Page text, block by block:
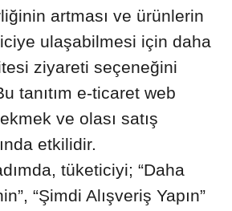
artması ve ürünlerin
ulaşabilmesi için daha
ziyareti seçeneğini
tanıtım e-ticaret web
ve olası satış
etkilidir.
tüketiciyi; “Daha
“Şimdi Alışveriş Yapın”